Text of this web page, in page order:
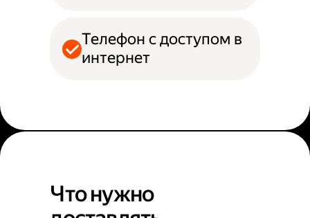
Телефон с доступом в
интернет
Что нужно